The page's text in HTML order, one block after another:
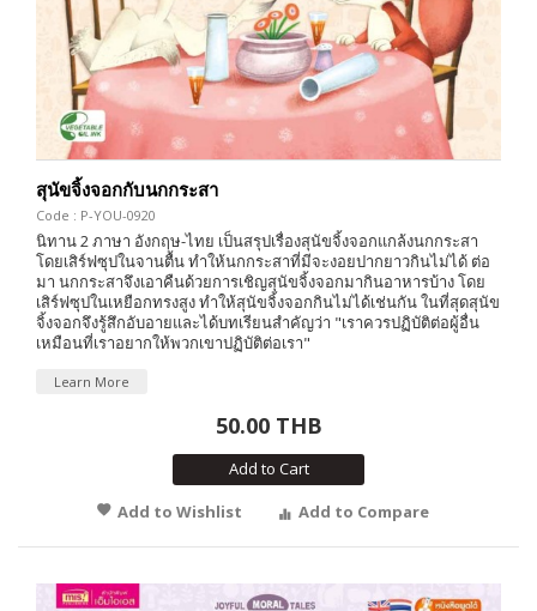
สุนัขจิ้งจอกกับนกกระสา
Code : P-YOU-0920
นิทาน 2 ภาษา อังกฤษ-ไทย เป็นสรุปเรื่องสุนัขจิ้งจอกแกล้งนกกระสา
โดยเสิร์ฟซุปในจานตื้น ทำให้นกกระสาที่มีจะงอยปากยาวกินไม่ได้ ต่อ
มา นกกระสาจึงเอาคืนด้วยการเชิญสุนัขจิ้งจอกมากินอาหารบ้าง โดย
เสิร์ฟซุปในเหยือกทรงสูง ทำให้สุนัขจิ้งจอกกินไม่ได้เช่นกัน ในที่สุดสุนัข
จิ้งจอกจึงรู้สึกอับอายและได้บทเรียนสำคัญว่า "เราควรปฏิบัติต่อผู้อื่น
เหมือนที่เราอยากให้พวกเขาปฏิบัติต่อเรา"
Learn More
50.00 THB
Add to Cart
Add to Wishlist
Add to Compare